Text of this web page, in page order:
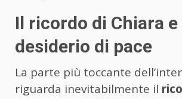
Il ricordo di Chiara e
desiderio di pace
La parte più toccante
riguarda inevitabilmente il